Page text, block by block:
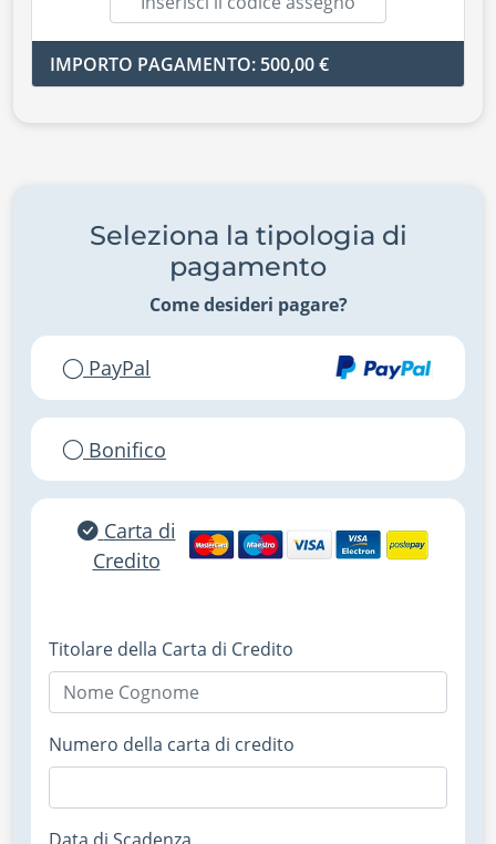
IMPORTO PAGAMENTO: 500,00 €
Seleziona la tipologia di
pagamento
Come desideri pagare?
PayPal
Bonifico
Carta di
Credito
Titolare della Carta di Credito
Numero della carta di credito